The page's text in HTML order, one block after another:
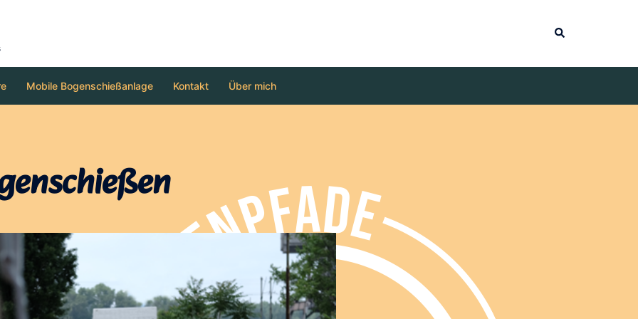
Suche
Mobile Bogenschießanlage Kontakt Über mich